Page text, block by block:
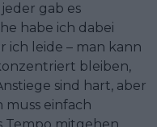
gab es
habe ich dabei
ich leide – man kann
bleiben,
sind hart, aber
muss einfach